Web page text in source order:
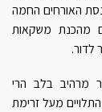
האורחים החמה
מהכנת משקאות
לדור.
מרהיב בלב הרי
מעל זרימת